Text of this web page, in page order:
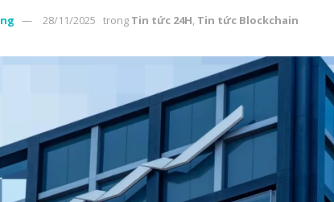
28/11/2025 trong Tin tức 24H, Tin tức Blockchain